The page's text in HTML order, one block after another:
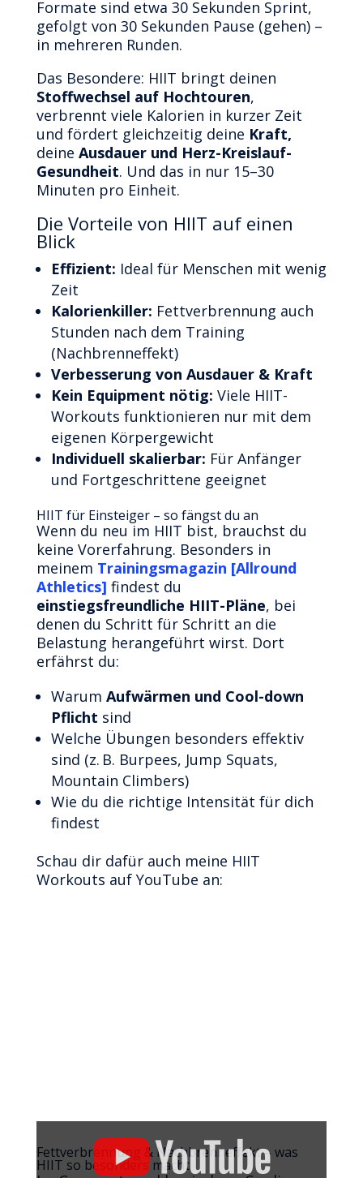
Formate sind etwa 30 Sekunden Sprint,
gefolgt von 30 Sekunden Pause (gehen) –
in mehreren Runden.
Das Besondere: HIIT bringt deinen
Stoffwechsel auf Hochtouren,
verbrennt viele Kalorien in kurzer Zeit
und fördert gleichzeitig deine Kraft,
deine Ausdauer und Herz-Kreislauf-
Gesundheit. Und das in nur 15–30
Minuten pro Einheit.
Die Vorteile von HIIT auf einen
Blick
Effizient: Ideal für Menschen mit wenig
Zeit
Kalorienkiller: Fettverbrennung auch
Stunden nach dem Training
(Nachbrenneffekt)
Verbesserung von Ausdauer & Kraft
Kein Equipment nötig: Viele HIIT-
Workouts funktionieren nur mit dem
eigenen Körpergewicht
Individuell skalierbar: Für Anfänger
und Fortgeschrittene geeignet
HIIT für Einsteiger – so fängst du an
Wenn du neu im HIIT bist, brauchst du
keine Vorerfahrung. Besonders in
meinem Trainingsmagazin [Allround
Athletics] findest du
einstiegsfreundliche HIIT-Pläne, bei
denen du Schritt für Schritt an die
Belastung herangeführt wirst. Dort
erfährst du:
Warum Aufwärmen und Cool-down
Pflicht sind
Welche Übungen besonders effektiv
sind (z. B. Burpees, Jump Squats,
Mountain Climbers)
Wie du die richtige Intensität für dich
findest
Schau dir dafür auch meine HIIT
Workouts auf YouTube an:
player“
von
Fettverbrennung & Nachbrenneffekt – was
HIIT so besonders macht